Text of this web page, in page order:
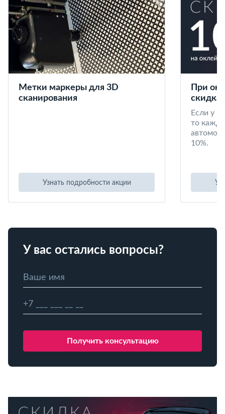
Метки маркеры для 3D
сканирования
Узнать подробности акции
При
скидка
Если у
то
10%.
У вас остались вопросы?